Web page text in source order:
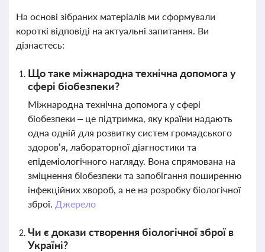
На основі зібраних матеріалів ми сформували
короткі відповіді на актуальні запитання. Ви
дізнаєтесь:
Що таке міжнародна технічна допомога у
сфері біобезпеки?
Міжнародна технічна допомога у сфері
біобезпеки – це підтримка, яку країни надають
одна одній для розвитку систем громадського
здоров’я, лабораторної діагностики та
епідеміологічного нагляду. Вона спрямована на
зміцнення біобезпеки та запобігання поширенню
інфекційних хвороб, а не на розробку біологічної
зброї. Джерело
Чи є докази створення біологічної зброї в
Україні?